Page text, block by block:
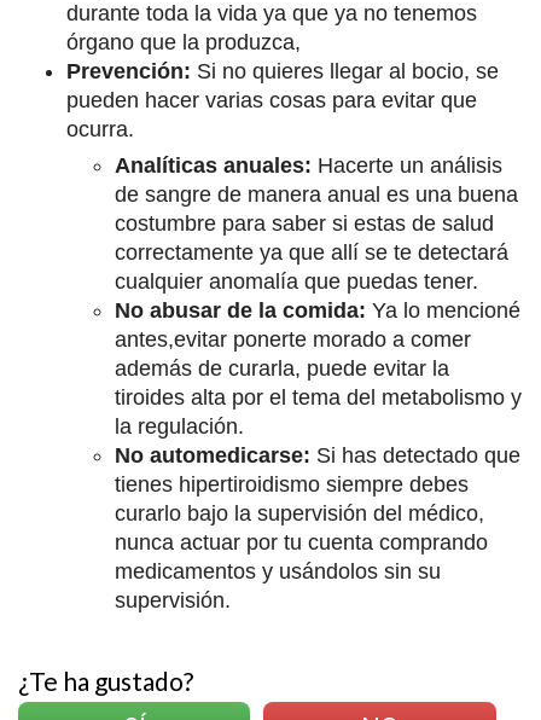
durante toda la vida ya que ya no tenemos
órgano que la produzca,
Prevención: Si no quieres llegar al bocio, se
pueden hacer varias cosas para evitar que
ocurra.
Analíticas anuales: Hacerte un análisis
de sangre de manera anual es una buena
costumbre para saber si estas de salud
correctamente ya que allí se te detectará
cualquier anomalía que puedas tener.
No abusar de la comida: Ya lo mencioné
antes,evitar ponerte morado a comer
además de curarla, puede evitar la
tiroides alta por el tema del metabolismo y
la regulación.
No automedicarse: Si has detectado que
tienes hipertiroidismo siempre debes
curarlo bajo la supervisión del médico,
nunca actuar por tu cuenta comprando
medicamentos y usándolos sin su
supervisión.
¿Te ha gustado?